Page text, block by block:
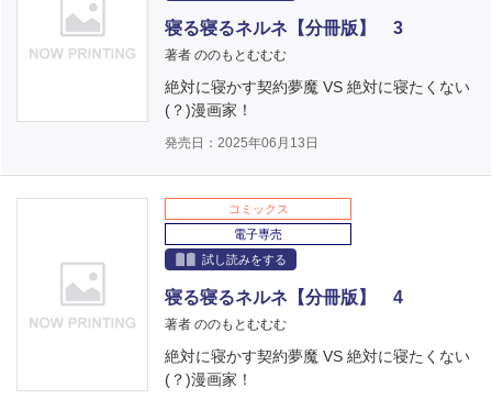
寝る寝るネルネ【分冊版】 3
著者 ののもとむむむ
絶対に寝かす契約夢魔 VS 絶対に寝たくない
(？)漫画家！
発売日：2025年06月13日
コミックス
電子専売
試し読みをする
寝る寝るネルネ【分冊版】 4
著者 ののもとむむむ
絶対に寝かす契約夢魔 VS 絶対に寝たくない
(？)漫画家！